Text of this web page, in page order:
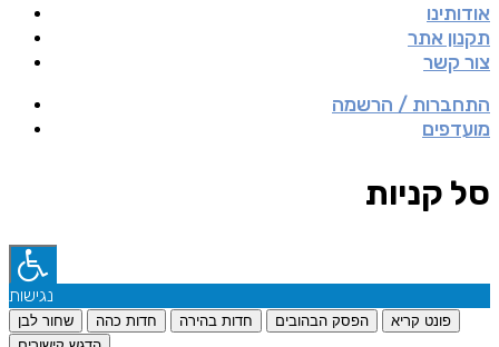
אודותינו
תקנון אתר
צור קשר
התחברות / הרשמה
מועדפים
סל קניות
נגישות
שחור לבן חדות כהה חדות בהירה הפסק הבהובים
פונט קריא